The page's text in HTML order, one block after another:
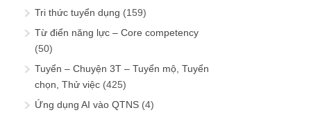
Tri thức tuyển dụng (159)
Từ điển năng lực – Core competency
(50)
Tuyển – Chuyện 3T – Tuyển mộ, Tuyển
chọn, Thử việc (425)
Ứng dụng AI vào QTNS (4)